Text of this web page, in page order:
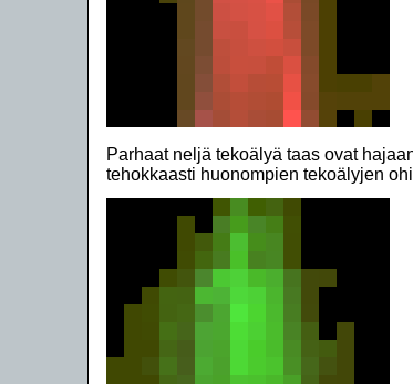
Parhaat neljä tekoälyä taas ovat
tehokkaasti huonompien tekoälyjen